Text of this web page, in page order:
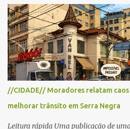
ambiental nas políticas públicas.
da Serra está localizado em uma das
Permanente no município, chamadas
Brasileiro, Lei nº 12.651/12. As APPS
ambiental de preservar os recursos
proteção do solo e a biodiversidade
vida da população. No local já estão
transmissão de televisão e telefonia
comercial, sanitário público, pequenas
//CIDADE// Moradores relatam
melhorar trânsito em Serra Negra
Leitura rápida Uma publicação de